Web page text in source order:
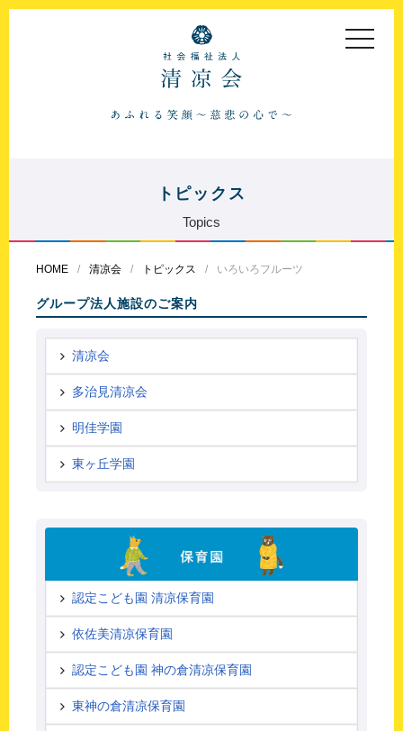
toggle
トピックス
Topics
HOME 清凉会 トピックス いろいろフルーツ
グループ法人施設のご案内
清凉会
多治見清凉会
明佳学園
東ヶ丘学園
認定こども園 清凉保育園
依佐美清凉保育園
認定こども園 神の倉清凉保育園
東神の倉清凉保育園